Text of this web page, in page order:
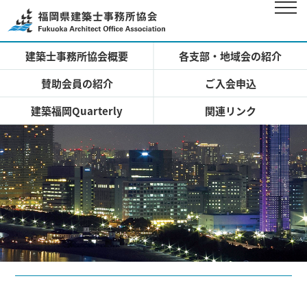
建築士事務所協会概要
各支部・地域会の紹介
賛助会員の紹介
ご入会申込
建築福岡Quarterly
関連リンク